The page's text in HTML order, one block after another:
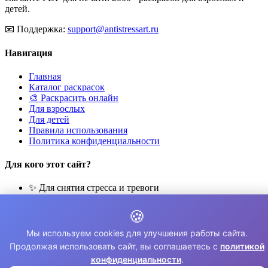
детей.
📧 Поддержка: support@antistressart.ru
Навигация
Главная
Каталог раскрасок
🎨 Раскрасить онлайн
Для взрослых
Для детей
Правила использования
Политика конфиденциальности
Для кого этот сайт?
✨ Для снятия стресса и тревоги
🧘 Для медитации и расслабления
👨‍👩‍👧‍👦 Для семейного досуга
© 2026 Раскраски Антистресс. Все права защищены.
⚠️ Все раскраски для личного использования. Коммерческое
🍪
Мы используем cookies для улучшения работы сайта.
Продолжая использовать сайт, вы соглашаетесь с политикой
конфиденциальности.